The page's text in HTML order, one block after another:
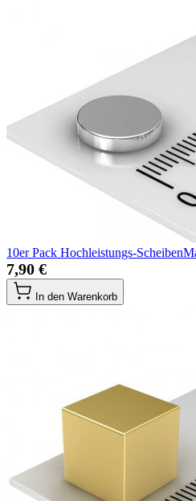
10er Pack Hochleistungs-
7,90 €
In den Warenkorb